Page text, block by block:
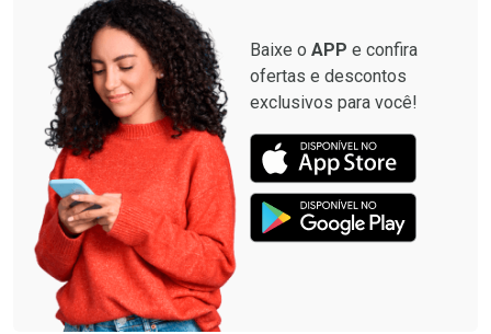
Baixe o APP e confira
ofertas e descontos
exclusivos para você!